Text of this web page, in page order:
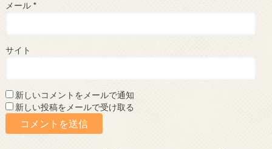
メール *
サイト
新しいコメントをメールで通知
新しい投稿をメールで受け取る